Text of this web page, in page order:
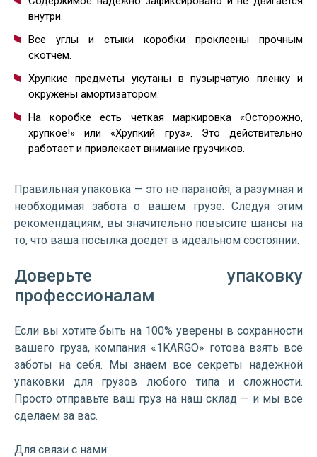
внутри.
Все углы и стыки коробки проклеены прочным
скотчем.
Хрупкие предметы укутаны в пузырчатую пленку и
окружены амортизатором.
На коробке есть четкая маркировка «Осторожно,
хрупкое!» или «Хрупкий груз». Это действительно
работает и привлекает внимание грузчиков.
Правильная упаковка — это не паранойя, а разумная и
необходимая забота о вашем грузе. Следуя этим
рекомендациям, вы значительно повысите шансы на
то, что ваша посылка доедет в идеальном состоянии.
Доверьте упаковку
профессионалам
Если вы хотите быть на 100% уверены в сохранности
вашего груза, компания «1KARGO» готова взять все
заботы на себя. Мы знаем все секреты надежной
упаковки для грузов любого типа и сложности.
Просто отправьте ваш груз на наш склад — и мы все
сделаем за вас.
Для связи с нами: